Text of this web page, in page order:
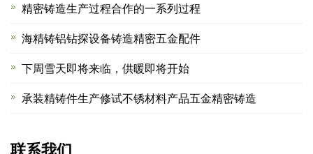
精密铸造生产过程合作的一系列过程
海精铸铝钻探设备铸造精密五金配件
下周雪天即将来临，供暖即将开始
承装精铸件生产修试不锈材料产品五金精密铸造
联系我们